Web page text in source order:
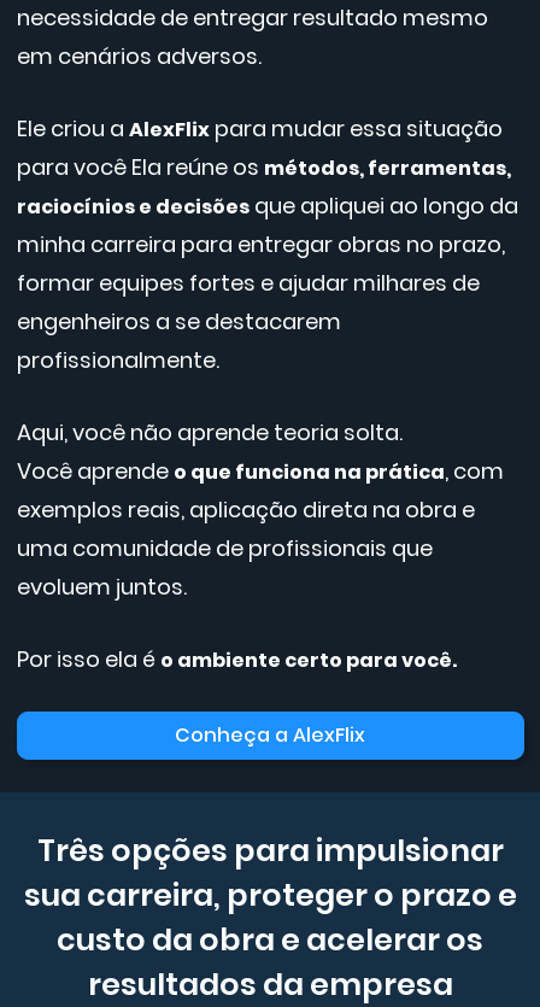
necessidade de entregar resultado mesmo
em cenários adversos.
Ele criou a AlexFlixpara mudar essa situação
para você Ela reúne os métodos, ferramentas,
raciocínios e decisõesque apliquei ao longo da
minha carreira para entregar obras no prazo,
formar equipes fortes e ajudar milhares de
engenheiros a se destacarem
profissionalmente.
Aqui, você não aprende teoria solta.
Você aprende o que funciona na prática, com
exemplos reais, aplicação direta na obra e
uma comunidade de profissionais que
evoluem juntos.
Por isso ela é o ambiente certo para você.
Conheça a AlexFlix
Três opções para impulsionar
sua carreira, proteger o prazo e
custo da obra e acelerar os
resultados da empresa